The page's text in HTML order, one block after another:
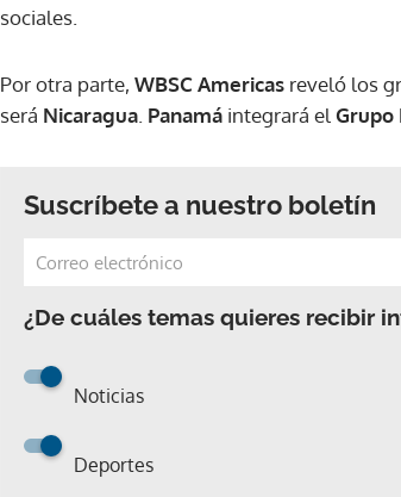
sociales.
Por otra parte, WBSC Americas reveló los
será Nicaragua Panamá integrará el Grupo
Suscríbete a nuestro boletín
¿De cuáles temas quieres recibir
Noticias
Deportes